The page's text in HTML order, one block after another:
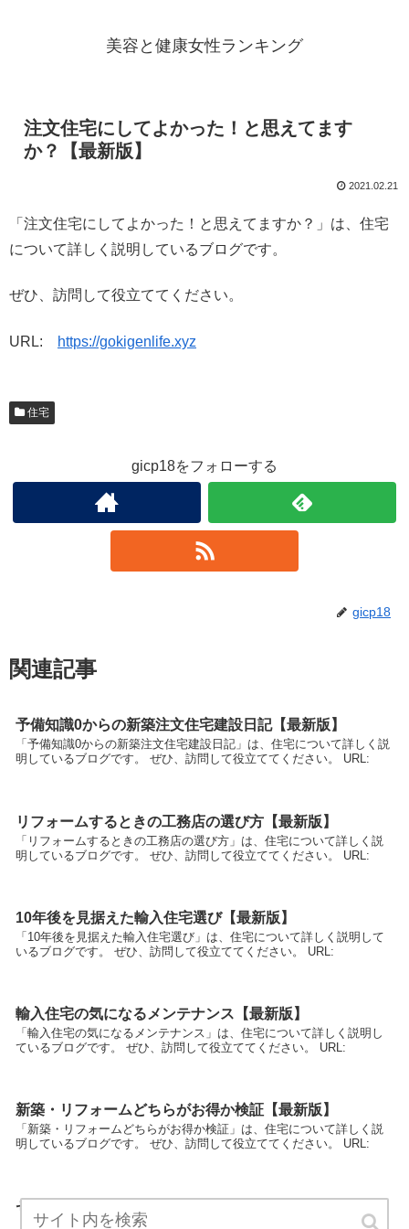
美容と健康女性ランキング
注文住宅にしてよかった！と思えてます
か？【最新版】
2021.02.21
「注文住宅にしてよかった！と思えてますか？」は、住宅
について詳しく説明しているブログです。
ぜひ、訪問して役立ててください。
URL: https://gokigenlife.xyz
住宅
gicp18をフォローする
gicp18
関連記事
予備知識0からの新築注文住宅建設日記【最新版】
「予備知識0からの新築注文住宅建設日記」は、住宅について詳しく説
明しているブログです。 ぜひ、訪問して役立ててください。 URL:
リフォームするときの工務店の選び方【最新版】
「リフォームするときの工務店の選び方」は、住宅について詳しく説
明しているブログです。 ぜひ、訪問して役立ててください。 URL:
10年後を見据えた輸入住宅選び【最新版】
「10年後を見据えた輸入住宅選び」は、住宅について詳しく説明して
いるブログです。 ぜひ、訪問して役立ててください。 URL:
輸入住宅の気になるメンテナンス【最新版】
「輸入住宅の気になるメンテナンス」は、住宅について詳しく説明し
ているブログです。 ぜひ、訪問して役立ててください。 URL:
新築・リフォームどちらがお得か検証【最新版】
「新築・リフォームどちらがお得か検証」は、住宅について詳しく説
明しているブログです。 ぜひ、訪問して役立ててください。 URL:
ゼロエネルギーハウスってなに？【最新版】
「ゼロエネルギーハウスってなに？」は、住宅について詳しく説明し